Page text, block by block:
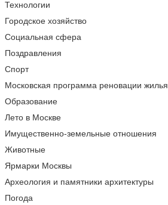
Технологии
Городское хозяйство
Социальная сфера
Поздравления
Спорт
Московская программа реновации жилья
Образование
Лето в Москве
Имущественно-земельные отношения
Животные
Ярмарки Москвы
Археология и памятники архитектуры
Погода